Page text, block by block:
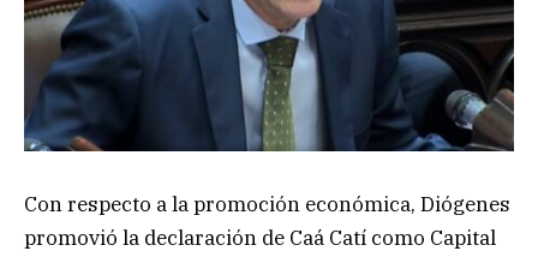
Con respecto a la promoción económica, Diógenes
promovió la declaración de Caá Catí como Capital